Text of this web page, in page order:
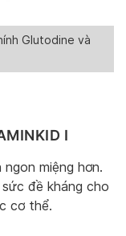
Glutodine và
I
miệng hơn.
đề kháng cho
cơ thể.